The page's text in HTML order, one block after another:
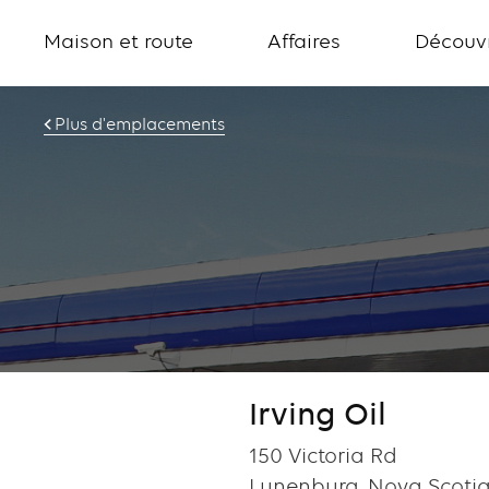
Maison et route Affaires
Plus d'emplacements
Irving Oil
150 Victoria Rd